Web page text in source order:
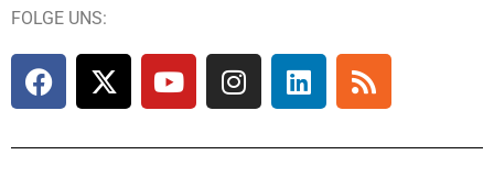
FOLGE UNS: